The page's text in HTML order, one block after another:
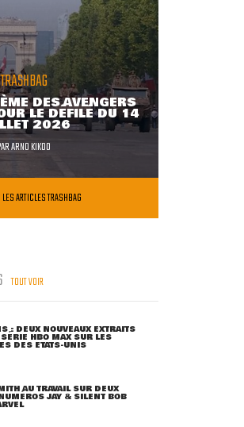
TRASHBAG
DES AVENGERS
LE DÉFILÉ DU 14
2026
ARNO KIKOO
ARTICLES TRASHBAG
TOUT VOIR
: DEUX NOUVEAUX EXTRAITS
HBO MAX SUR LES
DES ETATS-UNIS
AU TRAVAIL SUR DEUX
JAY & SILENT BOB